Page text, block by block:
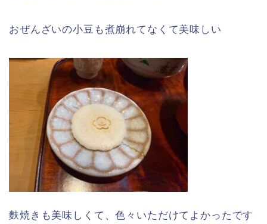
おぜんざいの小豆も煮崩れてなくて美味しい
麩焼きも美味しくて、色々いただけてよかったです